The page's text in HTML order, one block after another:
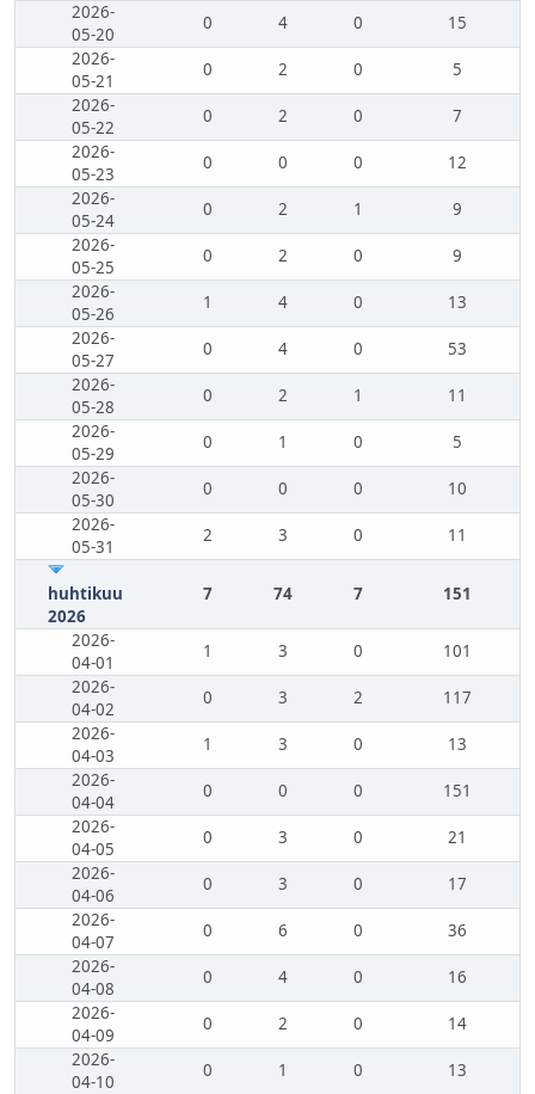
2026-
05-20
0 4 0
15
2026-
05-21
0 2 0
5
2026-
05-22
0 2 0
7
2026-
05-23
0 0 0
12
2026-
05-24
0 2 1
9
2026-
05-25
0 2 0
9
2026-
05-26
1 4 0
13
2026-
05-27
0 4 0
53
2026-
05-28
0 2 1
11
2026-
05-29
0 1 0
5
2026-
05-30
0 0 0
10
2026-
05-31
2 3 0 11
huhtikuu
2026
7 74 7 151
2026-
04-01
1 3 0
101
2026-
04-02
0 3 2
117
2026-
04-03
1 3 0
13
2026-
04-04
0 0 0
151
2026-
04-05
0 3 0
21
2026-
04-06
0 3 0
17
2026-
04-07
0 6 0
36
2026-
04-08
0 4 0
16
2026-
04-09
0 2 0
14
2026-
04-10
0 1 0
13